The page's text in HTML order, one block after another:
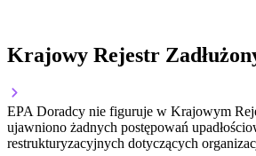
Krajowy Rejestr
EPA Doradcy nie figuruje w Krajowym
ujawniono żadnych postępowań
restrukturyzacyjnych dotyczących